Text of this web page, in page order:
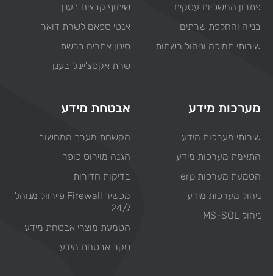
פתרון המשכיות עסקית
בנייה והחלפת שרתים
שירותי תמיכה וניהול רשתות
שיתוף קבצים בענן
אנטי ספאם לשרת דואר
סינון אתרים ברשת
שרת אקסצ'יינג' בענן
מערכות מידע
שירותי מערכות מידע
התאמת מערכות מידע
הטמעת מערכות erp
ניהול מערכות מידע
ניהול MS-SQL
אבטחת מידע
הקשחת מערך המחשוב
הגנה מוירוס כופר
בדיקות חדירות
מכשיר Firewall פיירוול מנוהל
24/7
הטמעת מוצרי אבטחת מידע
סקר אבטחת מידע